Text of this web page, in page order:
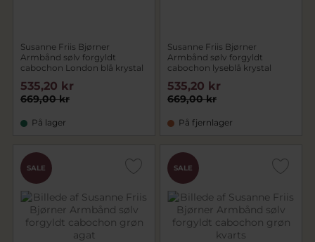
Susanne Friis Bjørner
Armbånd sølv forgyldt
cabochon London blå krystal
669,00 kr
535,20 kr
På lager
Susanne Friis Bjørner
Armbånd sølv forgyldt
cabochon lyseblå krystal
669,00 kr
535,20 kr
På fjernlager
SALE SALE